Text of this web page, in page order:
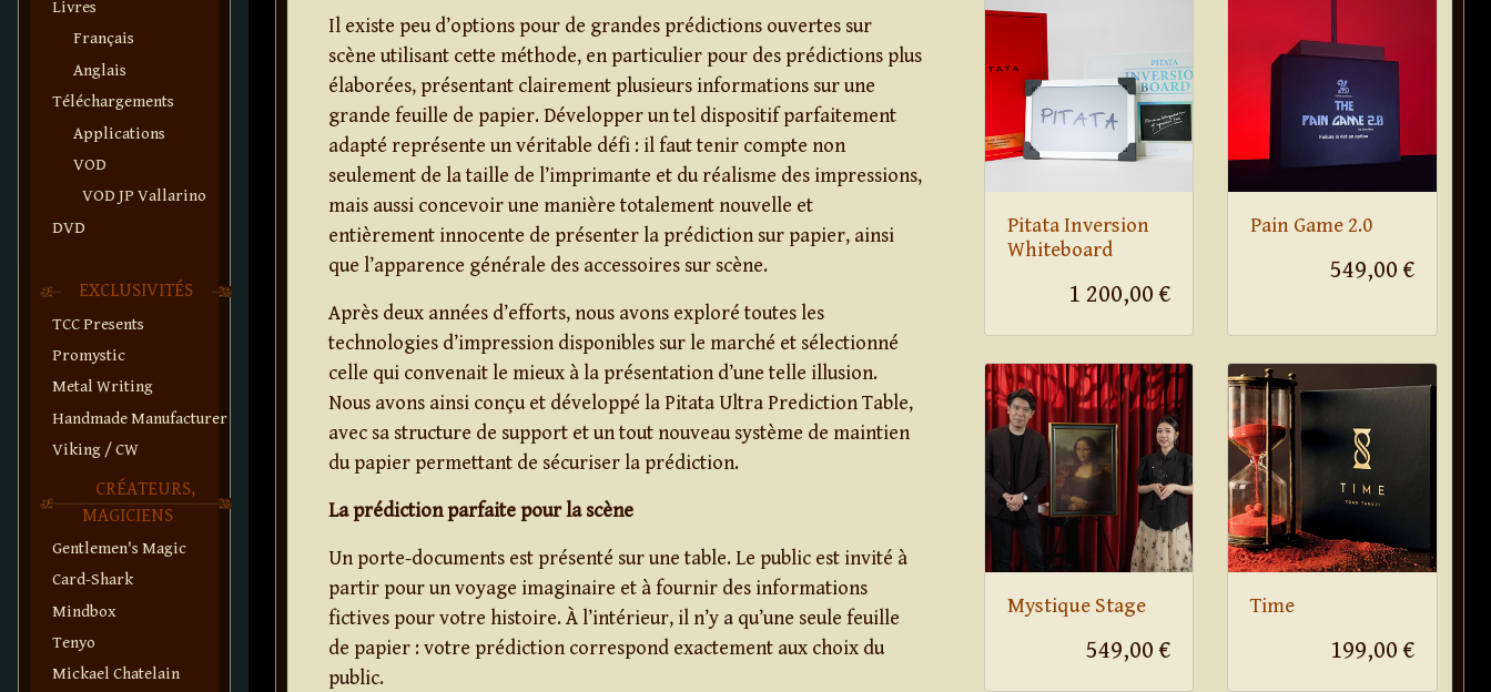
Livres
Français
Anglais
Téléchargements
Applications
VOD
VOD JP Vallarino
DVD
EXCLUSIVITÉS
TCC Presents
Promystic
Metal Writing
Handmade Manufacturer
Viking / CW
CRÉATEURS,
MAGICIENS
Gentlemen's Magic
Card-Shark
Mindbox
Tenyo
Mickael Chatelain
Il existe peu d’options pour de grandes prédictions ouvertes sur
scène utilisant cette méthode, en particulier pour des prédictions plus
élaborées, présentant clairement plusieurs informations sur une
grande feuille de papier. Développer un tel dispositif parfaitement
adapté représente un véritable défi : il faut tenir compte non
seulement de la taille de l’imprimante et du réalisme des impressions,
mais aussi concevoir une manière totalement nouvelle et
entièrement innocente de présenter la prédiction sur papier, ainsi
que l’apparence générale des accessoires sur scène.
Après deux années d’efforts, nous avons exploré toutes les
technologies d’impression disponibles sur le marché et sélectionné
celle qui convenait le mieux à la présentation d’une telle illusion.
Nous avons ainsi conçu et développé la Pitata Ultra Prediction Table,
avec sa structure de support et un tout nouveau système de maintien
du papier permettant de sécuriser la prédiction.
La prédiction parfaite pour la scène
Un porte-documents est présenté sur une table. Le public est invité à
partir pour un voyage imaginaire et à fournir des informations
fictives pour votre histoire. À l’intérieur, il n’y a qu’une seule feuille
de papier : votre prédiction correspond exactement aux choix du
public.
Pitata Inversion
Whiteboard
1 200,00 €
Pain Game 2.0
549,00 €
Mystique Stage
549,00 €
Time
199,00 €